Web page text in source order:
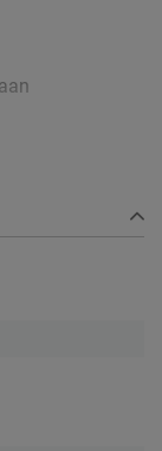
tips & tricks te